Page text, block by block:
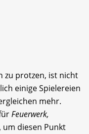
zu protzen, ist nicht
einige Spielereien
mehr.
Feuerwerk,
um diesen Punkt